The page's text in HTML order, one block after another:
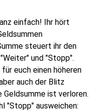
einfach! Ihr hört
steuert ihr den
und "Stopp".
euch einen höheren
auch der Blitz
ist verloren.
"Stopp" ausweichen: